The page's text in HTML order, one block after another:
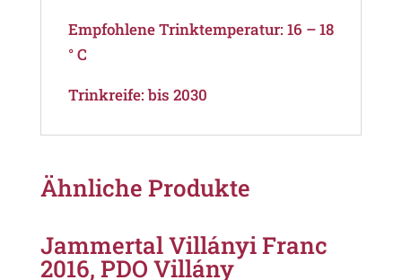
Empfohlene Trinktemperatur: 16 – 18
° C
Trinkreife: bis 2030
Ähnliche Produkte
Jammertal Villányi Franc
2016, PDO Villány